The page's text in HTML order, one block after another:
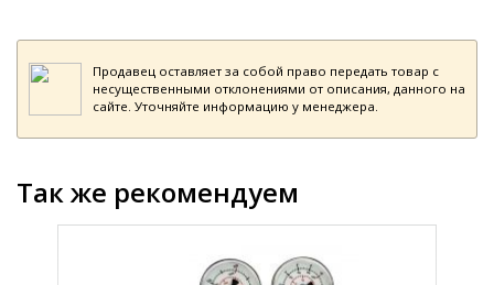
Продавец оставляет за собой право передать товар с
несущественными отклонениями от описания, данного на
сайте. Уточняйте информацию у менеджера.
Так же рекомендуем